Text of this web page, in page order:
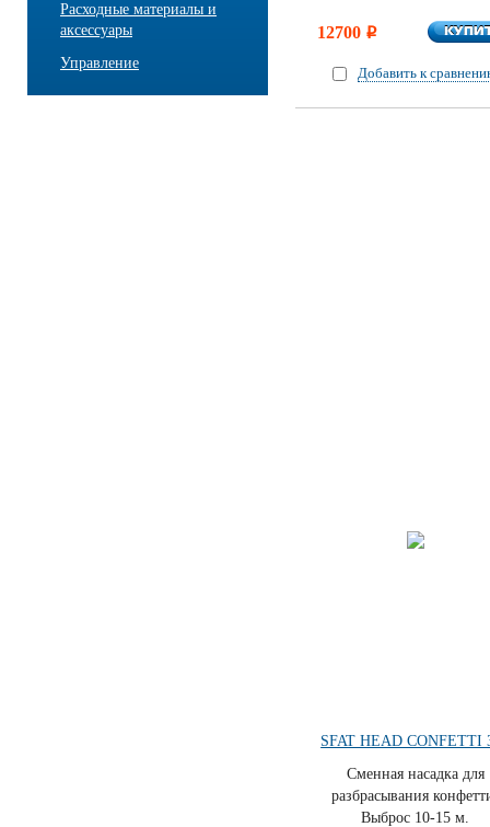
Расходные материалы и
аксессуары
Управление
12700 i
Добавить к
SFAT HEAD CONFETTI
Cменная насадка для
разбрасывания
Выброс 10-15 м.